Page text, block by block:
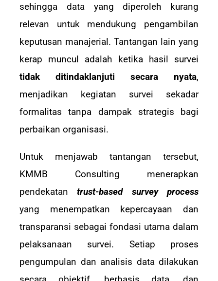
sehingga data yang diperoleh kurang
relevan untuk mendukung pengambilan
keputusan manajerial. Tantangan lain yang
kerap muncul adalah ketika hasil survei
tidak ditindaklanjuti secara nyata,
menjadikan kegiatan survei sekadar
formalitas tanpa dampak strategis bagi
perbaikan organisasi.
Untuk menjawab tantangan tersebut,
KMMB Consulting menerapkan
pendekatantrust-based survey process
yang menempatkan kepercayaan dan
transparansi sebagai fondasi utama dalam
pelaksanaan survei. Setiap proses
pengumpulan dan analisis data dilakukan